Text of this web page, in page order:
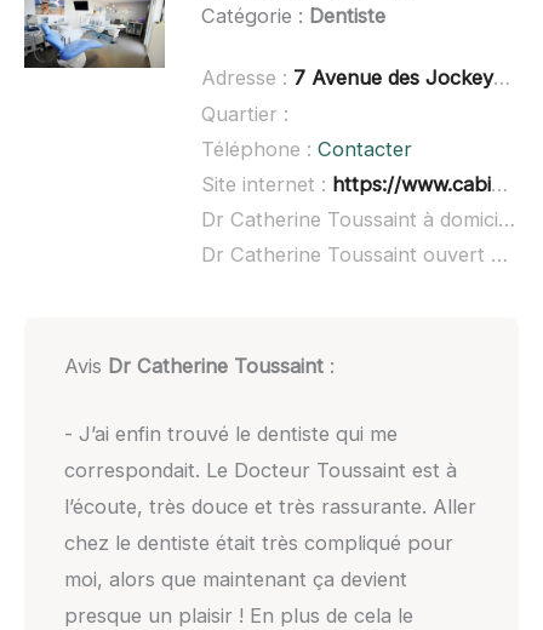
Catégorie : Dentiste
Adresse : 7 Avenue des Jockeys, 34250 Palavas-les-Flots
Quartier :
Téléphone : Contacter
Site internet : https://www.cabinetdentaire-toussaintparisboissiere.fr/
Dr Catherine Toussaint à domicile :
Dr Catherine Toussaint ouvert dimanche :
Avis Dr Catherine Toussaint:
- J’ai enfin trouvé le dentiste qui me
correspondait. Le Docteur Toussaint est à
l’écoute, très douce et très rassurante. Aller
chez le dentiste était très compliqué pour
moi, alors que maintenant ça devient
presque un plaisir ! En plus de cela le